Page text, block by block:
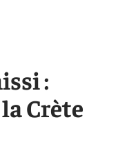
:
Crète